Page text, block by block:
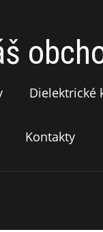
Dielektrické
Kontakty